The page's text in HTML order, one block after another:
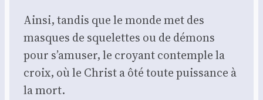
Ain­si, tan­dis que le monde met des
masques de sque­lettes ou de démons
pour s’amuser, le croyant contemple la
croix, où le Christ a ôté toute puis­sance à
la mort.